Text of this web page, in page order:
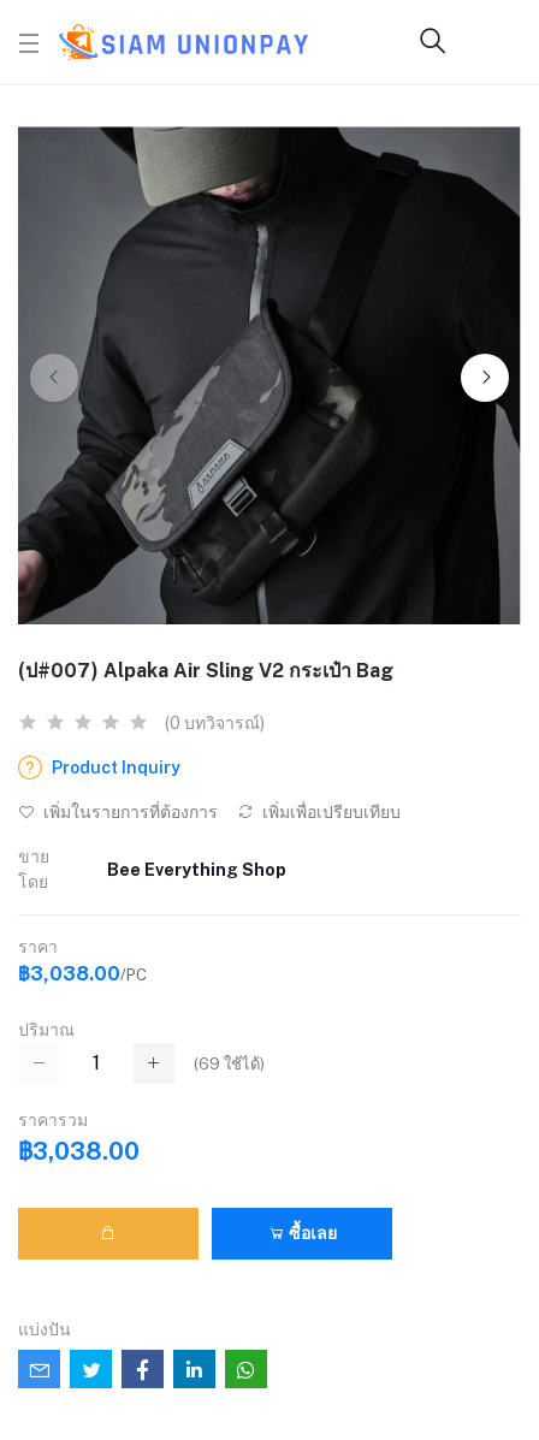
(ป#007) Alpaka Air Sling V2 กระเป๋า Bag
(0 บทวิจารณ์)
Product Inquiry
เพิ่มในรายการที่ต้องการ เพิ่มเพื่อเปรียบเทียบ
ขาย
โดย
Bee Everything Shop
ราคา
฿3,038.00/PC
ปริมาณ
(69 ใช้ได้)
ราคารวม
฿3,038.00
ซื้อเลย
แบ่งปัน